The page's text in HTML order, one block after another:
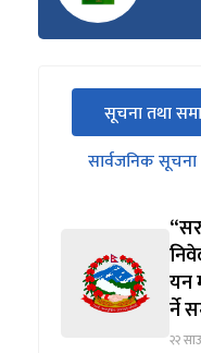
सीधा
पहिलो
ट्याबको
सूचना तथा
सार्वजनिक सूचना
यन
र्ने
२२